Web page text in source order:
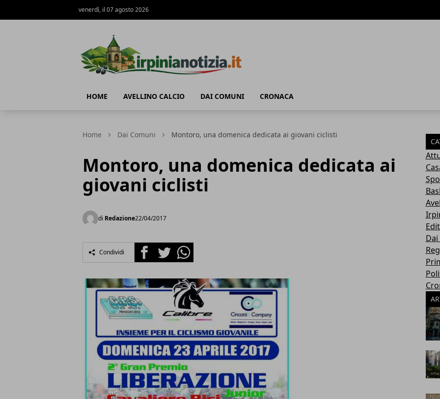
venerdì, il 07 agosto 2026
HOME AVELLINO CALCIO DAI COMUNI CRONACA
Home Dai Comuni Montoro, una domenica dedicata ai giovani ciclisti
Montoro, una domenica dedicata ai
giovani ciclisti
di Redazione22/04/2017
Condividi FacebookTwitterWhatsapp